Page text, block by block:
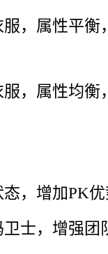
，属性平衡
，属性均衡
，增加PK
士，增强团